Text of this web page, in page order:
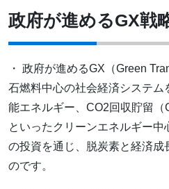
政府が進めるGX戦
・ 政府が進めるGX（Green
石燃料中心の社会経済システ
能エネルギー、CO2回収貯留
といったクリーンエネルギー
の投資を通じ、脱炭素と経済成
のです。